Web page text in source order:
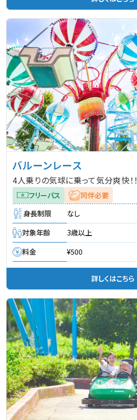
バルーンレース
4人乗りの気球に乗って気分爽快！！
フリーパス
同伴必要
身長制限
なし
対象年齢
3歳以上
料金
¥500
詳しくはこちら